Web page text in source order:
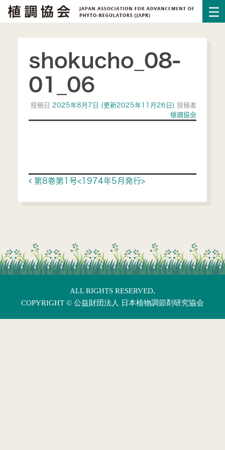
shokucho_08-
01_06
投稿日 2025年8月7日 (更新2025年11月26日)投稿者
植調協会
Post navigation
第8巻第1号<1974年5月発行>
ALL RIGHTS RESERVED,
COPYRIGHT © 公益財団法人 日本植物調節剤研究協会